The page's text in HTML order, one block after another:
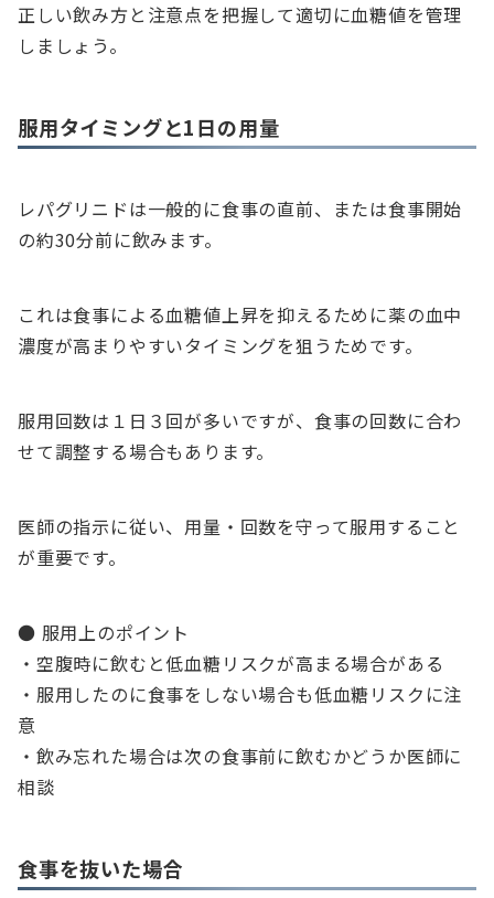
正しい飲み方と注意点を把握して適切に血糖値を管理
しましょう。
服用タイミングと1日の用量
レパグリニドは一般的に食事の直前、または食事開始
の約30分前に飲みます。
これは食事による血糖値上昇を抑えるために薬の血中
濃度が高まりやすいタイミングを狙うためです。
服用回数は１日３回が多いですが、食事の回数に合わ
せて調整する場合もあります。
医師の指示に従い、用量・回数を守って服用すること
が重要です。
● 服用上のポイント
・空腹時に飲むと低血糖リスクが高まる場合がある
・服用したのに食事をしない場合も低血糖リスクに注
意
・飲み忘れた場合は次の食事前に飲むかどうか医師に
相談
食事を抜いた場合